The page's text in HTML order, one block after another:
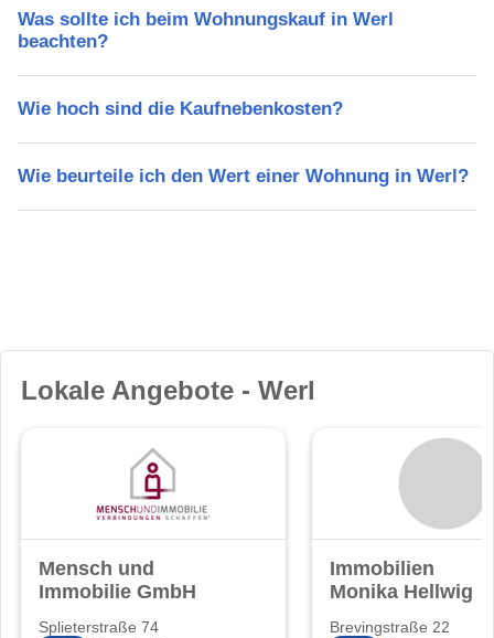
Was sollte ich beim Wohnungskauf in Werl
beachten?
Wie hoch sind die Kaufnebenkosten?
Wie beurteile ich den Wert einer Wohnung in Werl?
Lokale Angebote - Werl
Mensch und
Immobilie GmbH
Splieterstraße 74
Immobilien
Monika Hellwig
Brevingstraße 22